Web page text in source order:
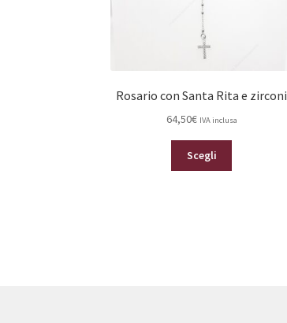
Rosario con Santa Rita e zirconi
64,50€ IVA inclusa
Scegli